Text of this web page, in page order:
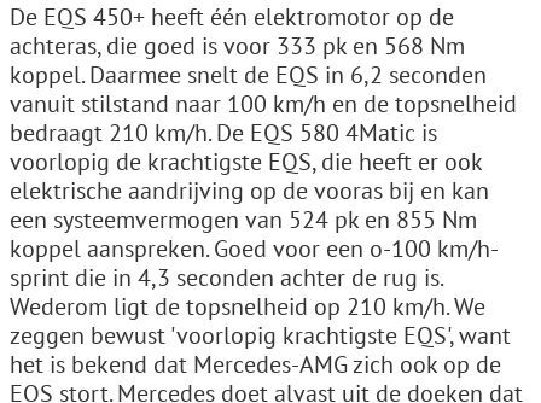
De EQS 450+ heeft één elektromotor op de
achteras, die goed is voor 333 pk en 568 Nm
koppel. Daarmee snelt de EQS in 6,2 seconden
vanuit stilstand naar 100 km/h en de topsnelheid
bedraagt 210 km/h. De EQS 580 4Matic is
voorlopig de krachtigste EQS, die heeft er ook
elektrische aandrijving op de vooras bij en kan
een systeemvermogen van 524 pk en 855 Nm
koppel aanspreken. Goed voor een o-100 km/h-
sprint die in 4,3 seconden achter de rug is.
Wederom ligt de topsnelheid op 210 km/h. We
zeggen bewust 'voorlopig krachtigste EQS', want
het is bekend dat Mercedes-AMG zich ook op de
EQS stort. Mercedes doet alvast uit de doeken dat